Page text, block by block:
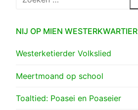
NIJ OP MIEN WESTERKWARTIER
Westerketierder Volkslied
Meertmoand op school
Toaltied: Poasei en Poaseier